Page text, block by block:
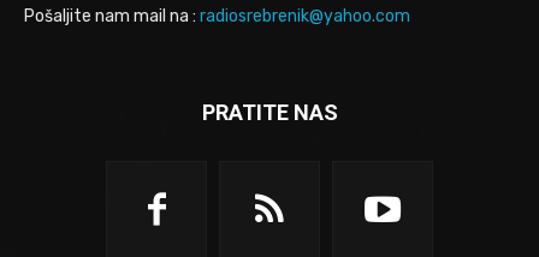
Pošaljite nam mail na : radiosrebrenik@yahoo.com
PRATITE NAS